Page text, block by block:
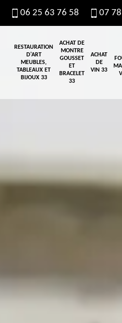
06 25 63 76 58 07
RESTAURATION
D'ART
MEUBLES,
TABLEAUX ET
BIJOUX 33
ACHAT DE
MONTRE
GOUSSET
ET
BRACELET
33
ACHAT
DE
VIN 33